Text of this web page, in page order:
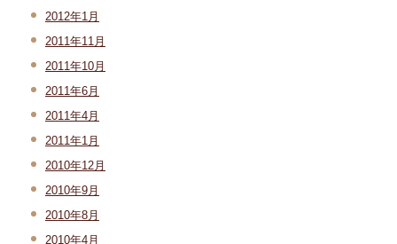
2012年1月
2011年11月
2011年10月
2011年6月
2011年4月
2011年1月
2010年12月
2010年9月
2010年8月
2010年4月